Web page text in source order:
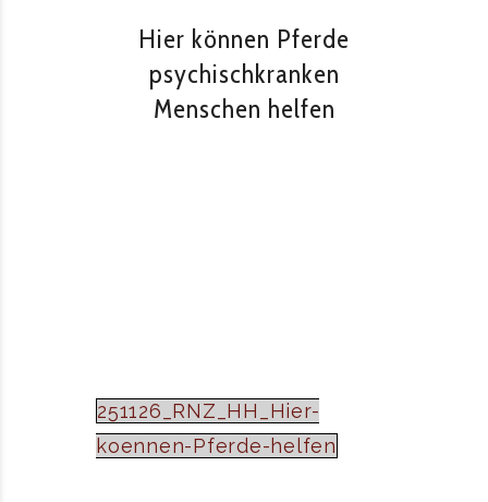
Hier können Pferde
psychischkranken
Menschen helfen
251126_RNZ_HH_Hier-
koennen-Pferde-helfen